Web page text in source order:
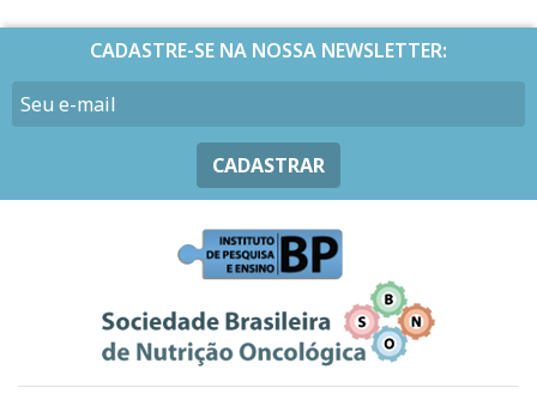
CADASTRE-SE NA NOSSA NEWSLETTER:
CADASTRAR